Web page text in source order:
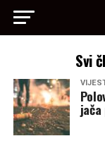
Svi